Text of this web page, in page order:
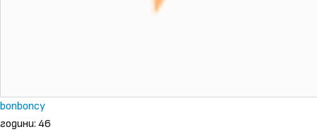
bonboncy
години: 46